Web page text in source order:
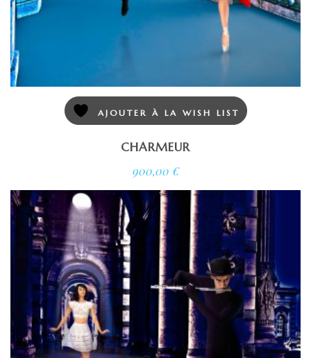
AJOUTER À LA WISH LIST
CHARMEUR
900,00 €